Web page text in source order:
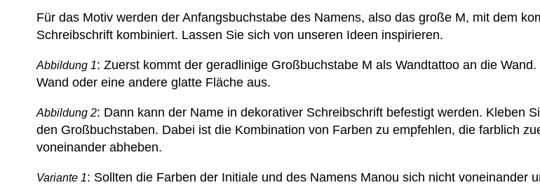
Für das Motiv werden der Anfangsbuchstabe des Namens, also das große M, mit dem
Schreibschrift kombiniert. Lassen Sie sich von unseren Ideen inspirieren.
Abbildung 1: Zuerst kommt der geradlinige Großbuchstabe M als Wandtattoo an die
Wand oder eine andere glatte Fläche aus.
Abbildung 2: Dann kann der Name in dekorativer Schreibschrift befestigt werden. Kleben
den Großbuchstaben. Dabei ist die Kombination von Farben zu empfehlen, die farblich
voneinander abheben.
Variante 1: Sollten die Farben der Initiale und des Namens Manou sich nicht voneinander